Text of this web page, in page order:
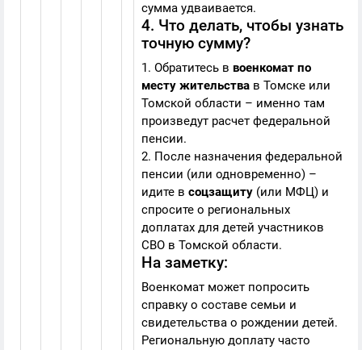
сумма удваивается.
4. Что делать, чтобы узнать
точную сумму?
1. Обратитесь в военкомат по
месту жительства в Томске или
Томской области – именно там
произведут расчет федеральной
пенсии.
2. После назначения федеральной
пенсии (или одновременно) –
идите в соцзащиту (или МФЦ) и
спросите о региональных
доплатах для детей участников
СВО в Томской области.
На заметку:
Военкомат может попросить
справку о составе семьи и
свидетельства о рождении детей.
Региональную доплату часто